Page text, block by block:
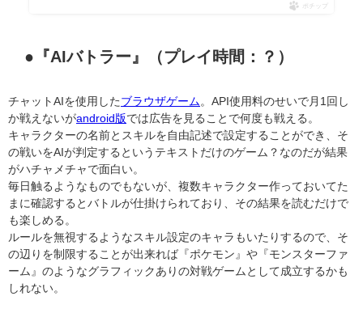
ポチップ
●『AIバトラー』（プレイ時間：？）
チャットAIを使用した ブラウザゲーム
。API使用料のせいで月1回し
か戦えないがandroid版では広告を見ることで何度も戦える。
キャラクターの名前とスキルを自由記述で設定することができ、そ
の戦いをAIが判定するというテキストだけのゲーム？なのだが結果
がハチャメチャで面白い。
毎日触るようなものでもないが、複数キャラクター作っておいてた
まに確認するとバトルが仕掛けられており、その結果を読むだけで
も楽しめる。
ルールを無視するようなスキル設定のキャラもいたりするので、そ
の辺りを制限することが出来れば『ポケモン』や『モンスターファ
ーム』のようなグラフィックありの対戦ゲームとして成立するかも
しれない。